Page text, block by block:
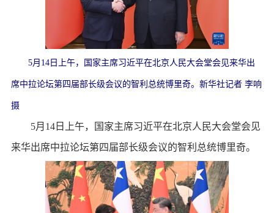
5月14日上午，国家主席习近平在北京人民大会堂会见来华出
席中拉论坛第四届部长级会议的智利总统博里奇。新华社记者 李响
摄
5月14日上午，国家主席习近平在北京人民大会堂会见
来华出席中拉论坛第四届部长级会议的智利总统博里奇。